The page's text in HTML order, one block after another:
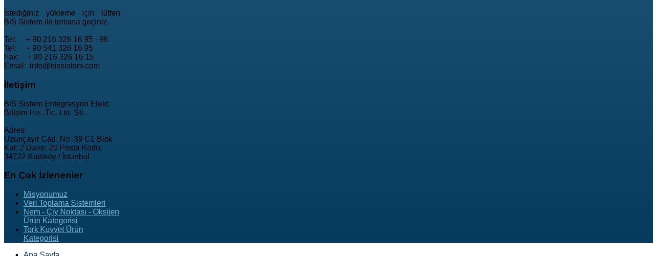
İstediğiniz yükleme için lütfen
BiS Sistem ile temasa geçiniz.
Tel: + 90 216 326 16 95 - 96
Tel: + 90 541 326 16 95
Fax: + 90 216 326 16 15
Email: info@bissistem.com
İletişim
BiS Sistem Entegrasyon Elekt.
Bilişim Hiz. Tic. Ltd. Şti.
Adres:
Uzunçayır Cad. No: 39 C1 Blok
Kat: 2 Daire: 20 Posta Kodu:
34722 Kadıköy / İstanbul
En Çok İzlenenler
Misyonumuz
Veri Toplama Sistemleri
Nem - Çiy Noktası - Oksijen
Ürün Kategorisi
Tork Kuvvet Ürün
Kategorisi